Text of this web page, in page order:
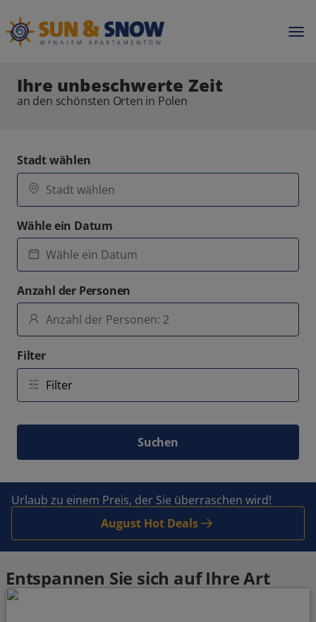
Ihre unbeschwerte Zeit
an den schönsten Orten in Polen
Stadt wählen
Wähle ein Datum
Anzahl der Personen
Filter
Suchen
Urlaub zu einem Preis, der Sie überraschen wird!
August Hot Deals
Entspannen Sie sich auf Ihre Art